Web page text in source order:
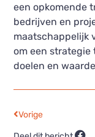
een opkomende
bedrijven en
maatschappelijk
om een strategie
doelen en
Vorige